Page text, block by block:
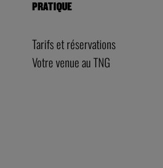
PRATIQUE
Tarifs et réservations
Votre venue au TNG